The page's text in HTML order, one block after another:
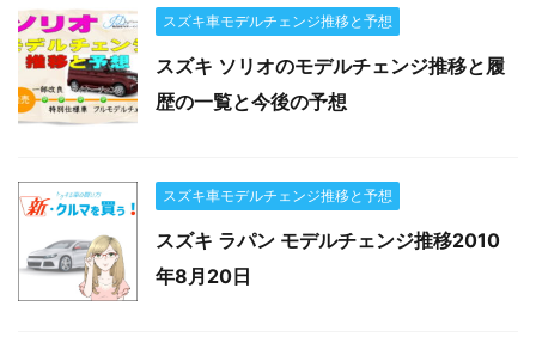
スズキ車モデルチェンジ推移と予想
スズキ ソリオのモデルチェンジ推移と履
歴の一覧と今後の予想
スズキ車モデルチェンジ推移と予想
スズキ ラパン モデルチェンジ推移2010
年8月20日